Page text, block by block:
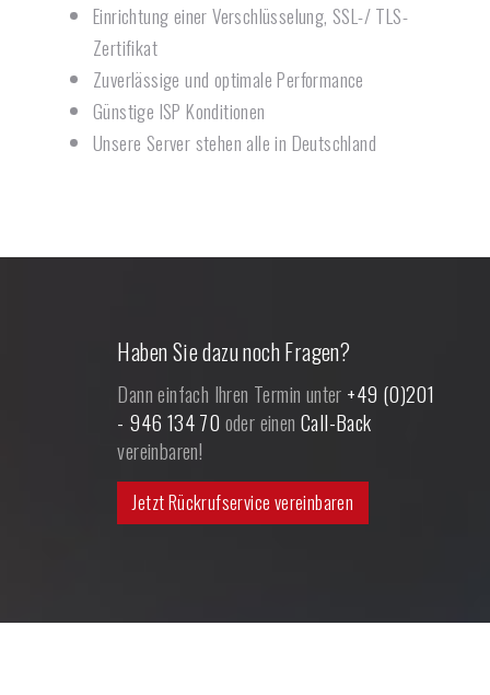
Einrichtung einer Verschlüsselung, SSL-/ TLS-
Zertifikat
Zuverlässige und optimale Performance
Günstige ISP Konditionen
Unsere Server stehen alle in Deutschland
Haben Sie dazu noch Fragen?
Dann einfach Ihren Termin unter +49 (0)201
- 946 134 70 oder einen Call-Back
vereinbaren!
Jetzt Rückrufservice vereinbaren